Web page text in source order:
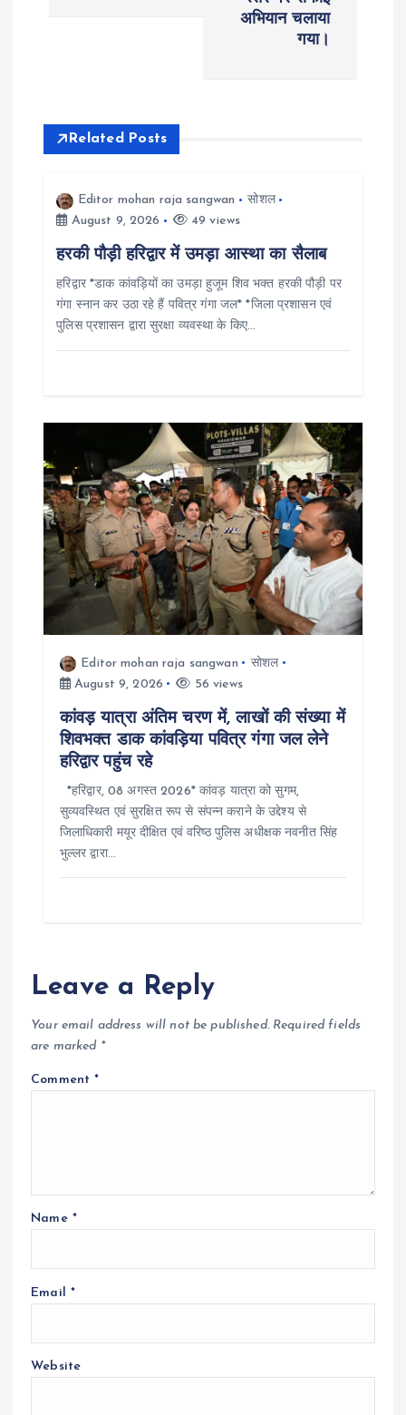
n
अभियान चलाया
गया।
Related Posts
Editor mohan raja sangwan
सोशल
August 9, 2026
49 views
हरकी पौड़ी हरिद्वार में उमड़ा आस्था का सैलाब
हरिद्वार *डाक कांवड़ियों का उमड़ा हुजूम शिव भक्त हरकी पौड़ी पर
गंगा स्नान कर उठा रहे हैं पवित्र गंगा जल* *जिला प्रशासन एवं
पुलिस प्रशासन द्वारा सुरक्षा व्यवस्था के किए…
Editor mohan raja sangwan
सोशल
August 9, 2026
56 views
कांवड़ यात्रा अंतिम चरण में, लाखों की संख्या में
शिवभक्त डाक कांवड़िया पवित्र गंगा जल लेने
हरिद्वार पहुंच रहे
*हरिद्वार, 08 अगस्त 2026* कांवड़ यात्रा को सुगम,
सुव्यवस्थित एवं सुरक्षित रूप से संपन्न कराने के उद्देश्य से
जिलाधिकारी मयूर दीक्षित एवं वरिष्ठ पुलिस अधीक्षक नवनीत सिंह
भुल्लर द्वारा…
Leave a Reply
Your email address will not be published. Required fields
are marked *
Comment*
Name *
Email *
Website